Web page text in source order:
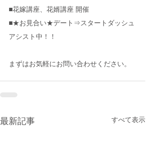
■花嫁講座、花婿講座 開催
■★お見合い★デート⇒スタートダッシュ
アシスト中！！
まずはお気軽にお問い合わせください。
最新記事 すべて表示